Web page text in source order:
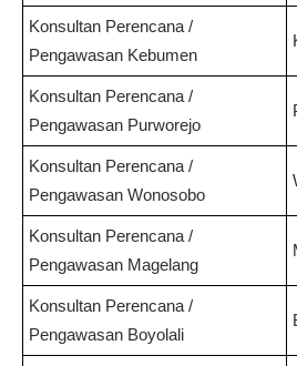
Konsultan Perencana /
Pengawasan Kebumen
Konsultan Perencana /
Pengawasan Purworejo
Konsultan Perencana /
Pengawasan Wonosobo
Konsultan Perencana /
Pengawasan Magelang
Konsultan Perencana /
Pengawasan Boyolali